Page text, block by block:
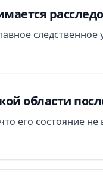
следственное
области
его состояние не